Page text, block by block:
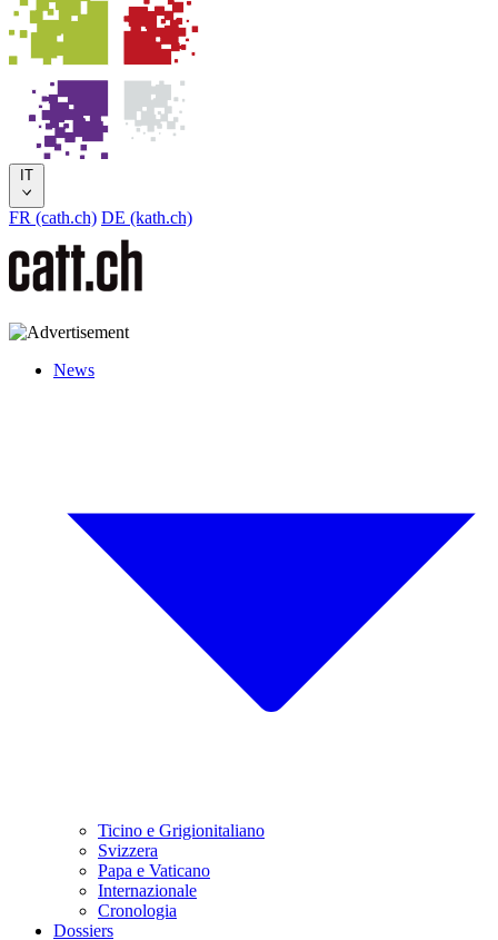
IT
FR (cath.ch) DE (kath.ch)
News
Ticino e Grigionitaliano
Svizzera
Papa e Vaticano
Internazionale
Cronologia
Dossiers